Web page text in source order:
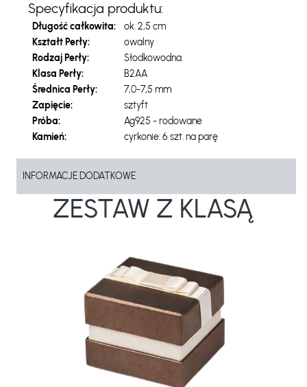
Specyfikacja produktu:
Długość całkowita:
ok. 2,5 cm
Kształt Perły:
owalny
Rodzaj Perły:
Słodkowodna
Klasa Perły:
B2AA
Średnica Perły:
7,0-7,5 mm
Zapięcie:
sztyft
Próba:
Ag925 - rodowane
Kamień:
cyrkonie: 6 szt. na parę
INFORMACJE DODATKOWE
ZESTAW Z KLASĄ